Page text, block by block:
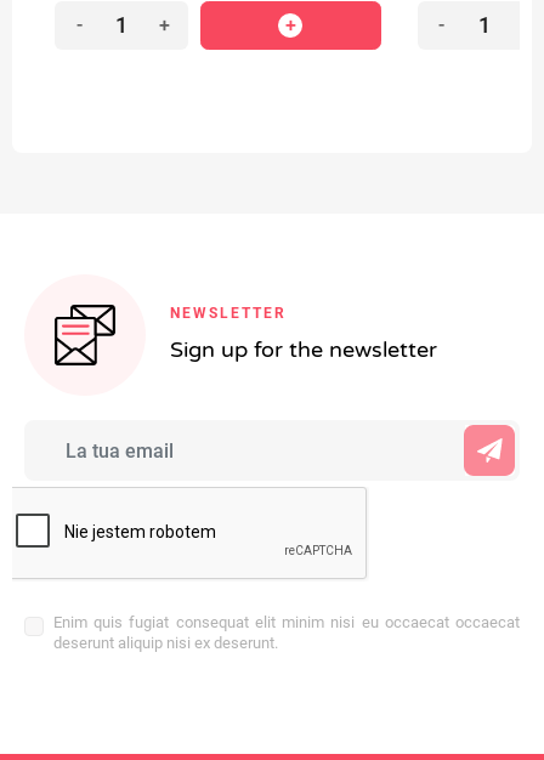
- + -
NEWSLETTER
Sign up for the newsletter
Enim quis fugiat consequat elit minim nisi eu occaecat occaecat
deserunt aliquip nisi ex deserunt.